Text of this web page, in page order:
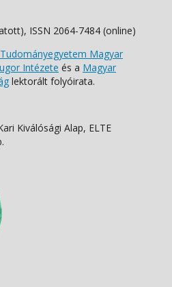
ISSN 2064-7484 (online)
Magyar
Intézete és a Magyar
lektorált folyóirata.
Kiválósági Alap, ELTE